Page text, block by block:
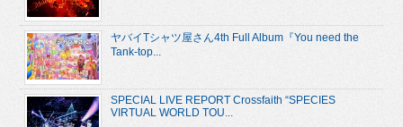
ヤバイTシャツ屋さん4th Full Album『You need the
Tank-top...
SPECIAL LIVE REPORT Crossfaith “SPECIES
VIRTUAL WORLD TOU...